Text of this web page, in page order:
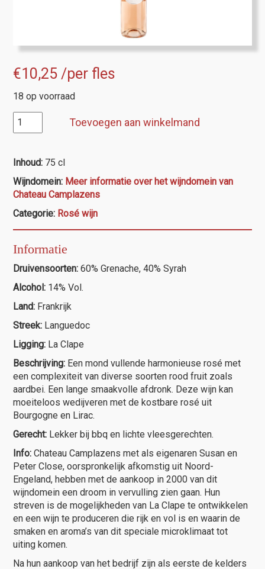
€10,25 /per fles
18 op voorraad
AOP
Languedoc,
Camplazens
Reserve
rosé
aantal
Toevoegen aan winkelmand
Inhoud: 75 cl
Wijndomein: Meer informatie over het wijndomein van
Chateau Camplazens
Categorie: Rosé wijn
Informatie
Druivensoorten: 60% Grenache, 40% Syrah
Alcohol: 14% Vol.
Land: Frankrijk
Streek: Languedoc
Ligging: La Clape
Beschrijving: Een mond vullende harmonieuse rosé met
een complexiteit van diverse soorten rood fruit zoals
aardbei. Een lange smaakvolle afdronk. Deze wijn kan
moeiteloos wedijveren met de kostbare rosé uit
Bourgogne en Lirac.
Gerecht: Lekker bij bbq en lichte vleesgerechten.
Info:Chateau Camplazens met als eigenaren Susan en
Peter Close, oorspronkelijk afkomstig uit Noord-
Engeland, hebben met de aankoop in 2000 van dit
wijndomein een droom in vervulling zien gaan. Hun
streven is de mogelijkheden van La Clape te ontwikkelen
en een wijn te produceren die rijk en vol is en waarin de
smaken en aroma’s van dit speciale microklimaat tot
uiting komen.
Na hun aankoop van het bedrijf zijn als eerste de kelders